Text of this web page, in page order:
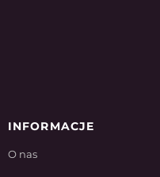
INFORMACJE
O nas